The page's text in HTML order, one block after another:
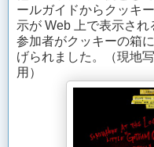
ールガイドからクッキ
示が Web 上で表示さ
参加者がクッキーの箱
げられました。（現地
用）